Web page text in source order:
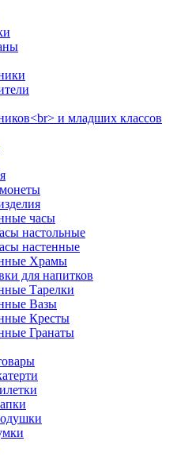
и младших классов
часы
настольные
настенные
Храмы
для напитков
Тарелки
Вазы
Кресты
Гранаты